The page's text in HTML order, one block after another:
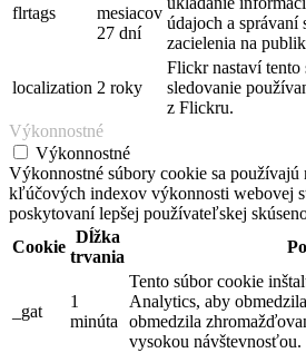
flrtags
mesiacov
27 dní
údajoch a
zacielenia na
localization 2 roky
Flickr nastaví tento
sledovanie
z Flickru.
Výkonnostné
Výkonnostné
Výkonnostné súbory cookie sa používajú
kľúčových indexov výkonnosti webovej
poskytovaní lepšej používateľskej
Cookie
Dĺžka
trvania
_gat
1
minúta
Tento súbor cookie
Analytics, aby
obmedzila
vysokou návštevnosťou.